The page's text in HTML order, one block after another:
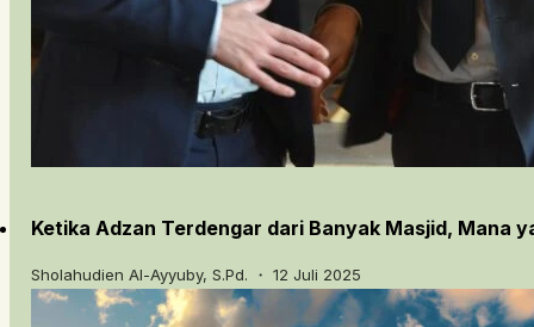
Ketika Adzan Terdengar dari Banyak Masjid, Mana
Sholahudien Al-Ayyuby, S.Pd. ・ 12 Juli 2025